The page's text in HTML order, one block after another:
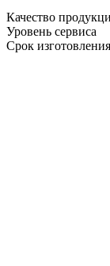
Качество
Уровень сервиса
Срок изготовления